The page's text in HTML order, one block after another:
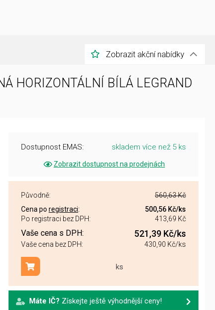
Zobrazit akční nabídky
HORIZONTÁLNÍ BÍLÁ LEGRAND
Dostupnost EMAS: skladem více než 5 ks
Zobrazit dostupnost na prodejnách
Původně:
560,63 Kč
Cena po registraci: 500,56 Kč/ks
Po registraci bez DPH:
413,69 Kč
Vaše cena s DPH: 521,39 Kč/ks
Vaše cena bez DPH: 430,90 Kč/ks
ks
Přidat do košíku
Máte IČ? Získejte ještě výhodnější ceny!